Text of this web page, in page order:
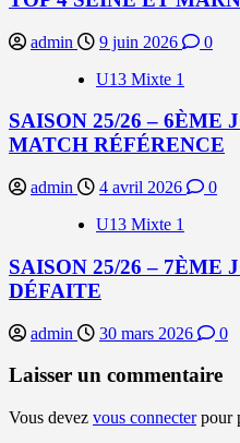
admin 9 juin 2026
0
U13 Mixte 1
SAISON 25/26 – 6ÈME
MATCH RÉFÉRENCE
admin 4 avril 2026
0
U13 Mixte 1
SAISON 25/26 – 7ÈME
DÉFAITE
admin 30 mars 2026 0
Laisser un commentaire
Vous devez vous connecterpour